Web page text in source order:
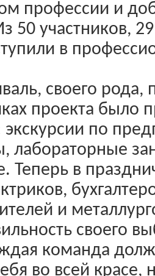
профессии и
50 участников,
в
своего рода,
проекта было
по
лабораторные
Теперь в
и
своего
команда
во всей красе,